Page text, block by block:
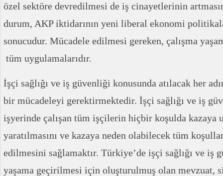
özel sektöre devredilmesi de iş cinayetlerinin
durum, AKP iktidarının yeni liberal ekonomi
sonucudur. Mücadele edilmesi gereken, çalışma
tüm uygulamalarıdır.
İşçi sağlığı ve iş güvenliği konusunda atılacak her
bir mücadeleyi gerektirmektedir. İşçi sağlığı ve iş
işyerinde çalışan tüm işçilerin hiçbir koşulda kazaya
yaratılmasını ve kazaya neden olabilecek tüm
edilmesini sağlamaktır. Türkiye’de işçi sağlığı ve iş
yaşama geçirilmesi için oluşturulmuş olan mevzuat,